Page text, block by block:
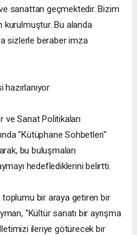
sanattan geçmektedir. Bizim
kurulmuştur. Bu alanda
sizlerle beraber imza
ve Sanat Politikaları
"Kütüphane Sohbetleri"
bu buluşmaları
hedeflediklerini belirtti.
toplumu bir araya getiren bir
"Kültür sanatı bir ayrışma
ileriye götürecek bir